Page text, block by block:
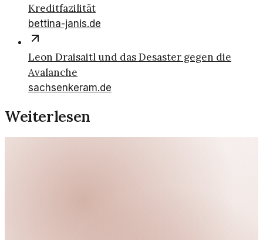
Kreditfazilität
bettina-janis.de
Leon Draisaitl und das Desaster gegen die
Avalanche
sachsenkeram.de
Weiterlesen